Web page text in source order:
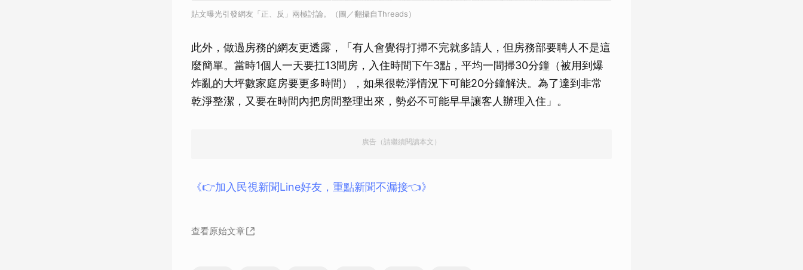
貼文曝光引發網友「正、反」兩極討論。（圖／翻攝自Threads）
此外，做過房務的網友更透露，「有人會覺得打掃不完就多請人，但房務部要聘人不是這
麼簡單。當時1個人一天要扛13間房，入住時間下午3點，平均一間掃30分鐘（被用到爆
炸亂的大坪數家庭房要更多時間），如果很乾淨情況下可能20分鐘解決。為了達到非常
乾淨整潔，又要在時間內把房間整理出來，勢必不可能早早讓客人辦理入住」。
廣告（請繼續閱讀本文）
《👉加入民視新聞Line好友，重點新聞不漏接👈》
查看原始文章
取消